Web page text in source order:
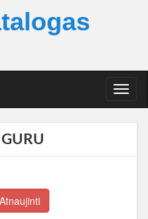
T
o
Atnaujinti